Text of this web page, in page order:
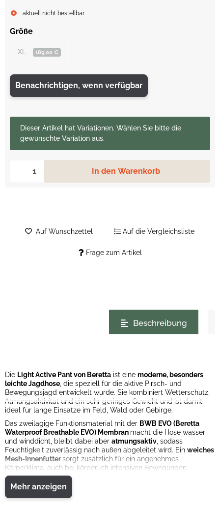
aktuell nicht bestellbar
Größe
XL 189,00 €
Benachrichtigen, wenn verfügbar
In den Warenkorb
xDieser Artikel hat Variationen. Wählen Sie bitte die
gewünschte Variation aus.
Frage zum Artikel
Auf Wunschzettel Auf die Vergleichsliste
Beschreibung
Die Light Active Pant von Beretta ist eine moderne, besonders
leichte Jagdhose , die speziell für die aktive Pirsch- und
Bewegungsjagd entwickelt wurde. Sie kombiniert Wetterschutz,
Atmungsaktivität und ein sehr geringes Gewicht und ist damit
ideal für lange Einsätze im Feld, Wald oder Gebirge.
Das zweilagige Funktionsmaterial mit der BWB EVO (Beretta
Waterproof Breathable EVO) Membran macht die Hose wasser-
und winddicht, bleibt dabei aber atmungsaktiv , sodass
Feuchtigkeit zuverlässig nach außen abgeleitet wird. Ein weiches
Mesh-Innenfuttersorgt zusätzlich für ein angenehmes
Körperklima, auch bei körperlich intensiven Bewegungen.
Der Schnitt ist auf Aktivität ausgelegt:
Lendenpartie und vorgeformte Bereiche
ergonomische Passform und viel Bewegungsfreiheit. Praktische
Mehr anzeigen